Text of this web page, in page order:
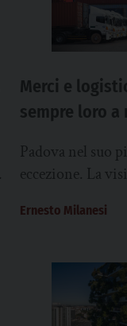
Merci e
sempre loro a
Padova nel suo
eccezione. La
diritti umani ha
Ernesto Milanesi